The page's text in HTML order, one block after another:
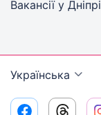
Вакансії у Дніпрі
Українська